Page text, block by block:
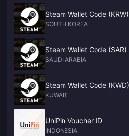
Steam Wallet Code (KRW)
SOUTH KOREA
Steam Wallet Code (SAR)
SAUDI ARABIA
Steam Wallet Code (KWD)
KUWAIT
UniPin Voucher ID
INDONESIA